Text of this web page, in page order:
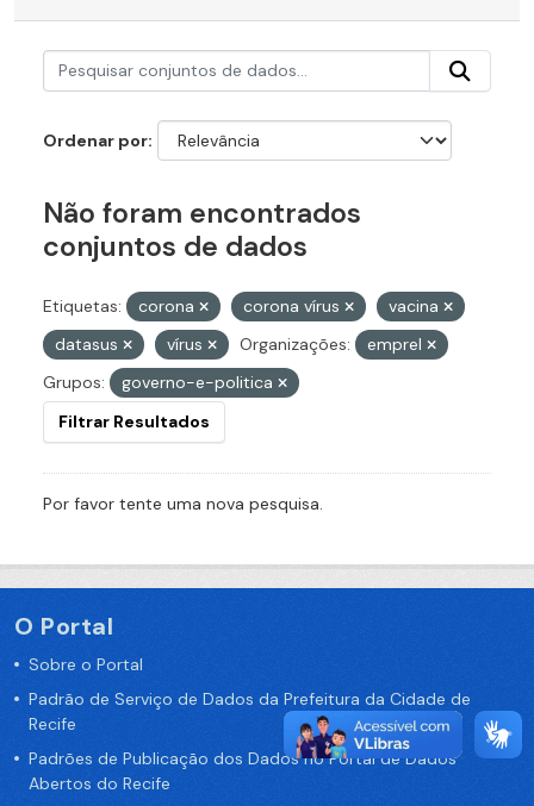
Ordenar por
Não foram encontrados
conjuntos de dados
Etiquetas: corona corona vírus
vacina
datasus
vírus Organizações:
emprel
Grupos:
governo-e-politica
Filtrar Resultados
Por favor tente uma nova pesquisa.
O Portal
Sobre o Portal
Padrão de Serviço de Dados da Prefeitura da Cidade de
Recife
Padrões de Publicação dos Dados no Portal de Dados
Abertos do Recife